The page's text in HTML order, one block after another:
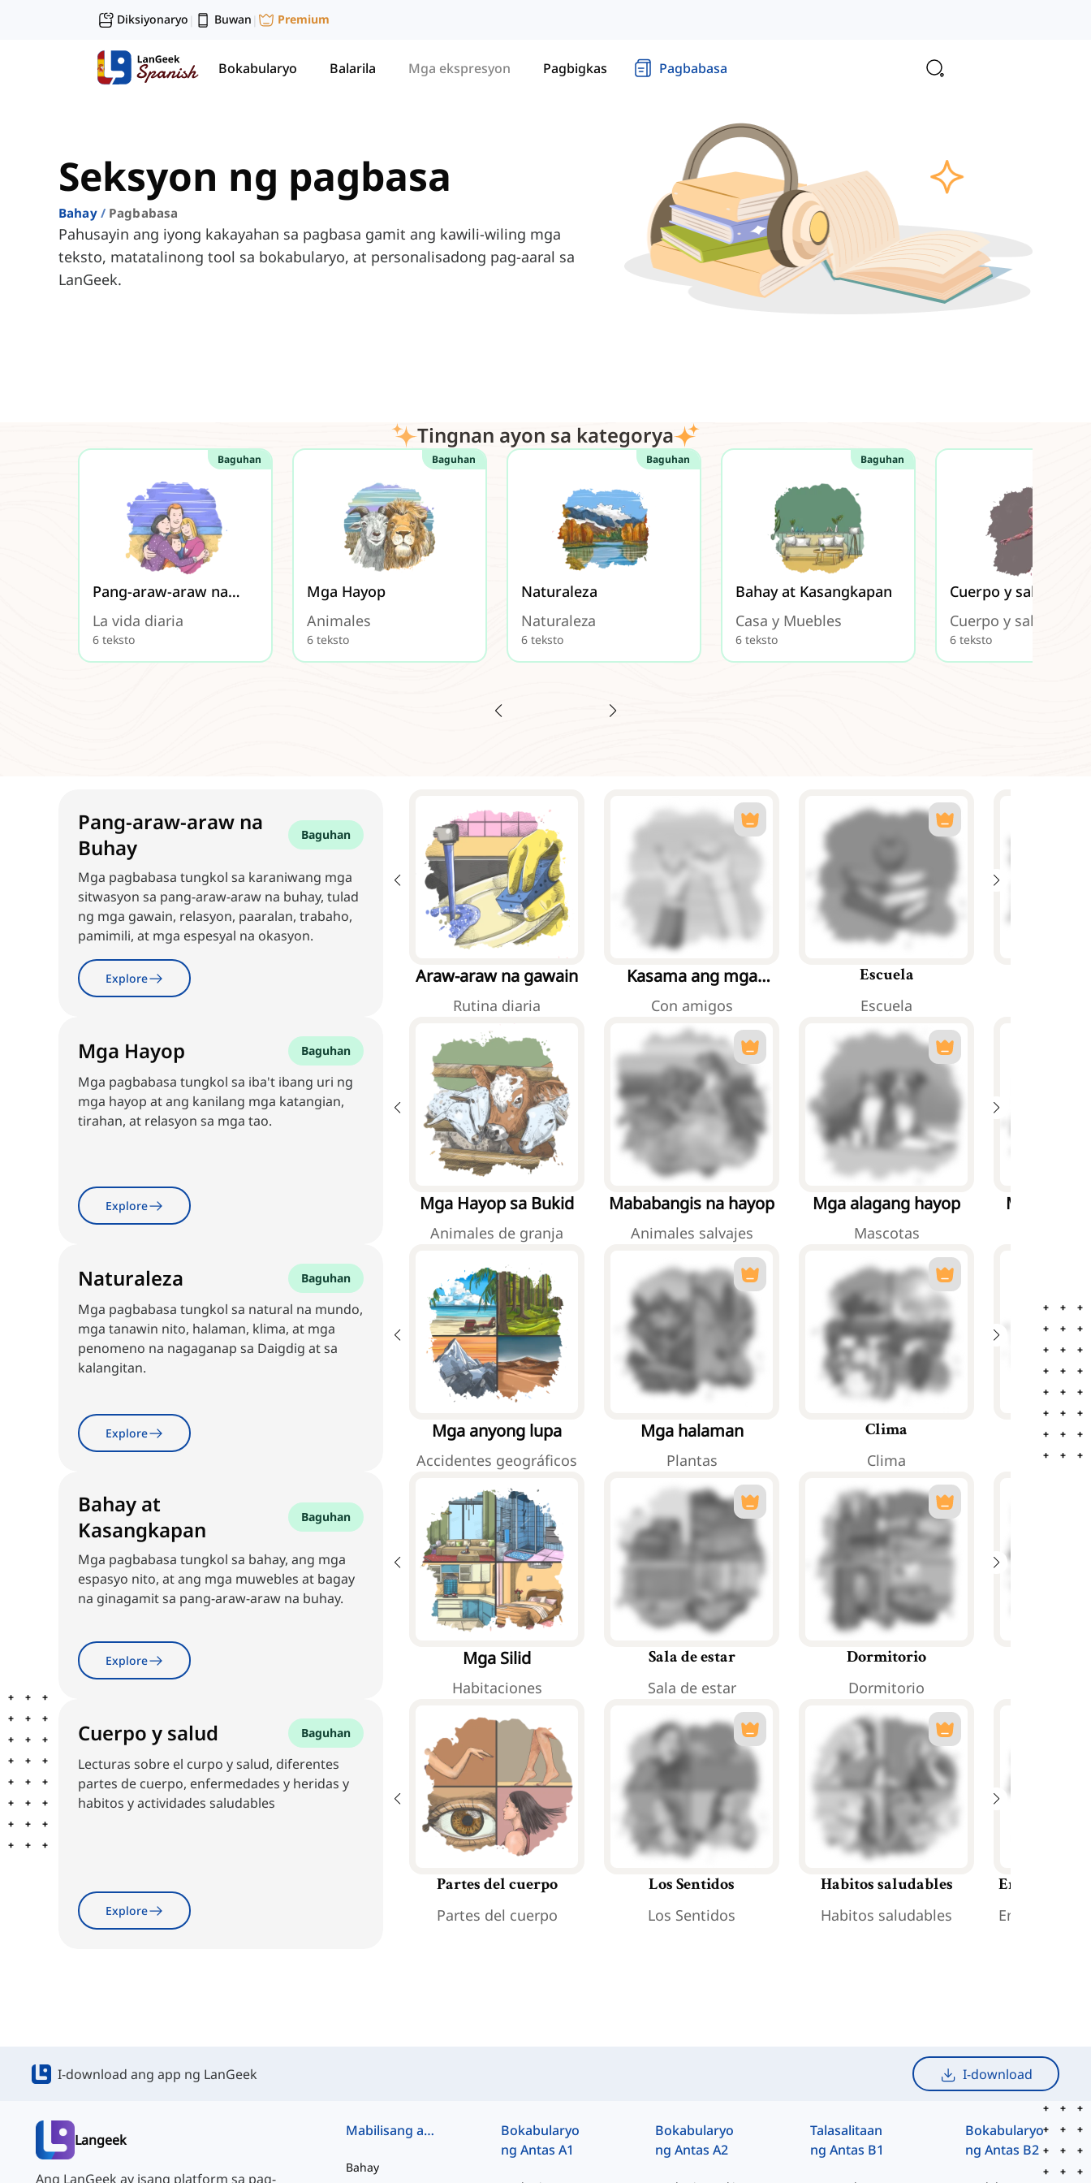
Diksiyonaryo | Buwan | Premium
Bokabularyo Balarila Mga ekspresyon Pagbigkas Pagbabasa
Seksyon ng pagbasa
Bahay Pagbabasa
Pahusayin ang iyong kakayahan sa pagbasa gamit ang kawili-wiling mga
teksto, matatalinong tool sa bokabularyo, at personalisadong pag-aaral sa
LanGeek.
Tingnan ayon sa kategorya
Baguhan
Pang-araw-araw na
Buhay
La vida diaria
6 teksto
Baguhan
Mga Hayop
Animales
6 teksto
Baguhan
Naturaleza
Naturaleza
6 teksto
Baguhan
Bahay at Kasangkapan
Casa y Muebles
6 teksto
Cuerpo y salud
Cuerpo y salud
6 teksto
Pang-araw-araw na
Buhay
Baguhan
Mga pagbabasa tungkol sa karaniwang mga
sitwasyon sa pang-araw-araw na buhay, tulad
ng mga gawain, relasyon, paaralan, trabaho,
pamimili, at mga espesyal na okasyon.
Explore Araw-araw na gawain
Rutina diaria
Kasama ang mga
kaibigan
Con amigos
Escuela
Escuela
Mga Hayop Baguhan
Mga pagbabasa tungkol sa iba't ibang uri ng
mga hayop at ang kanilang mga katangian,
tirahan, at relasyon sa mga tao.
Explore Mga Hayop sa Bukid
Animales de granja
Mababangis na hayop
Animales salvajes
Mga alagang hayop
Mascotas
Mga
Naturaleza Baguhan
Mga pagbabasa tungkol sa natural na mundo,
mga tanawin nito, halaman, klima, at mga
penomeno na nagaganap sa Daigdig at sa
kalangitan.
Explore Mga anyong lupa
Accidentes geográficos
Mga halaman
Plantas
Clima
Clima
Mga
Bahay at
Kasangkapan
Baguhan
Mga pagbabasa tungkol sa bahay, ang mga
espasyo nito, at ang mga muwebles at bagay
na ginagamit sa pang-araw-araw na buhay.
Explore Mga Silid
Habitaciones
Sala de estar
Sala de estar
Dormitorio
Dormitorio
Cuerpo y salud Baguhan
Lecturas sobre el curpo y salud, diferentes
partes de cuerpo, enfermedades y heridas y
habitos y actividades saludables
Explore
Partes del cuerpo
Partes del cuerpo
Los Sentidos
Los Sentidos
Habitos saludables
Habitos saludables
I-download ang app ng LanGeek I-download
Langeek
Ang LanGeek ay isang platform sa pag-
Mabilisang access
Bahay
Bokabularyo
ng Antas A1
Bokabularyo
ng Antas A2
Talasalitaan
ng Antas B1
Bokabularyo
ng Antas B2